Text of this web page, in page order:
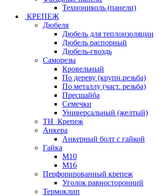
Технониколь (панели)
КРЕПЕЖ
Дюбеля
Дюбель для теплоизоляции
Дюбель распорный
Дюбель-гвоздь
Саморезы
Кровельный
По дереву (крупн.резьба)
По металлу (част. резьба)
Пресшайба
Семечки
Универсальный (желтый)
ТН_Крепеж
Анкера
Анкерный болт с гайкой
Гайка
М10
М16
Перфорированный крепеж
Уголок равносторонний
Термоклип